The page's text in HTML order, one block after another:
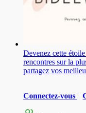
Devenez cette
rencontres sur la
partagez vos
Connectez-vous |